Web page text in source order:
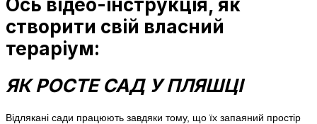
Ось відео-інструкція, як
створити свій власний
тераріум:
ЯК РОСТЕ САД У ПЛЯШЦІ
Відлякані сади працюють завдяки тому, що їх запаяний простір